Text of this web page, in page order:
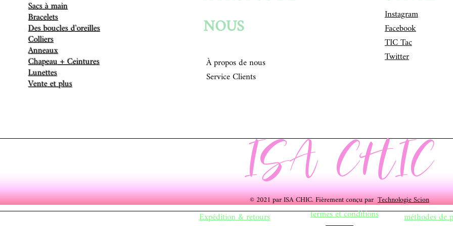
Sacs à main
Bracelets
Des boucles d'oreilles
Colliers
Anneaux
Chapeau + Ceintures
Lunettes
Vente et plus
NOUS
À propos de nous
Service Clients
Instagram
Facebook
TIC Tac
Twitter
© 2021 par ISA CHIC. Fièrement conçu parTechnologie Scion
ISA CHIC
Expédition & retours termes et conditions méthodes de